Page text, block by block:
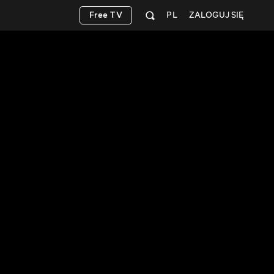
ZALOGUJ SIĘ
PL
Free TV